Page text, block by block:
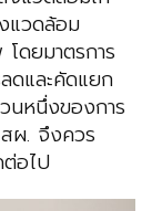
แวดล้อม
ดยมาตรการ
ดและคัดแยก
นหนึ่งของการ
ผ. จึงควร
อไป